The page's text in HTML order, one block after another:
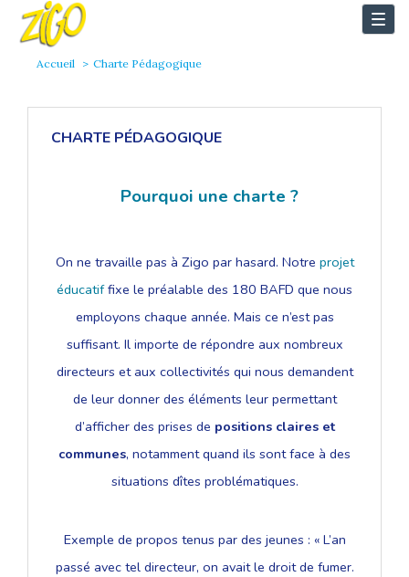
Accueil Charte Pédagogique
CHARTE PÉDAGOGIQUE
Pourquoi une charte ?
On ne travaille pas à Zigo par hasard. Notre projet
éducatiffixe le préalable des 180 BAFD que nous
employons chaque année. Mais ce n’est pas
suffisant. Il importe de répondre aux nombreux
directeurs et aux collectivités qui nous demandent
de leur donner des éléments leur permettant
d’afficher des prises de positions claires et
communes, notamment quand ils sont face à des
situations dîtes problématiques.
Exemple de propos tenus par des jeunes : « L’an
passé avec tel directeur, on avait le droit de fumer.